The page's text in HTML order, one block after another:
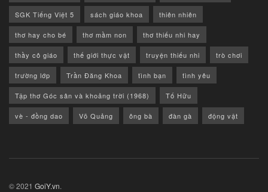
SGK Tiếng Việt 5 sách giáo khoa thiên nhiên
thơ hay cho bé thơ mầm non thơ thiếu nhi hay
thầy cô giáo thế giới thực vật truyện thiếu nhi trò chơi
trường lớp Trần Đăng Khoa tình bạn tình yêu
Tập thơ Góc sân và khoảng trời (1968) Tố Hữu
vè - đồng dao Võ Quảng ông bà đàn gà động vật
© 2021 GoiY.vn.